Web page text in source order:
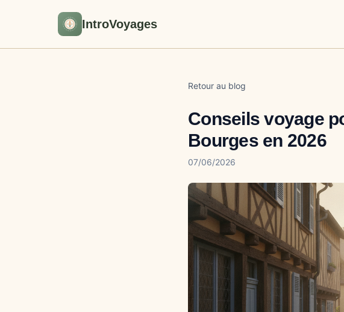
IntroVoyages
Retour au blog
Conseils voyage
Bourges en 2026
07/06/2026